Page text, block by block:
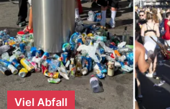
Viel Abfall